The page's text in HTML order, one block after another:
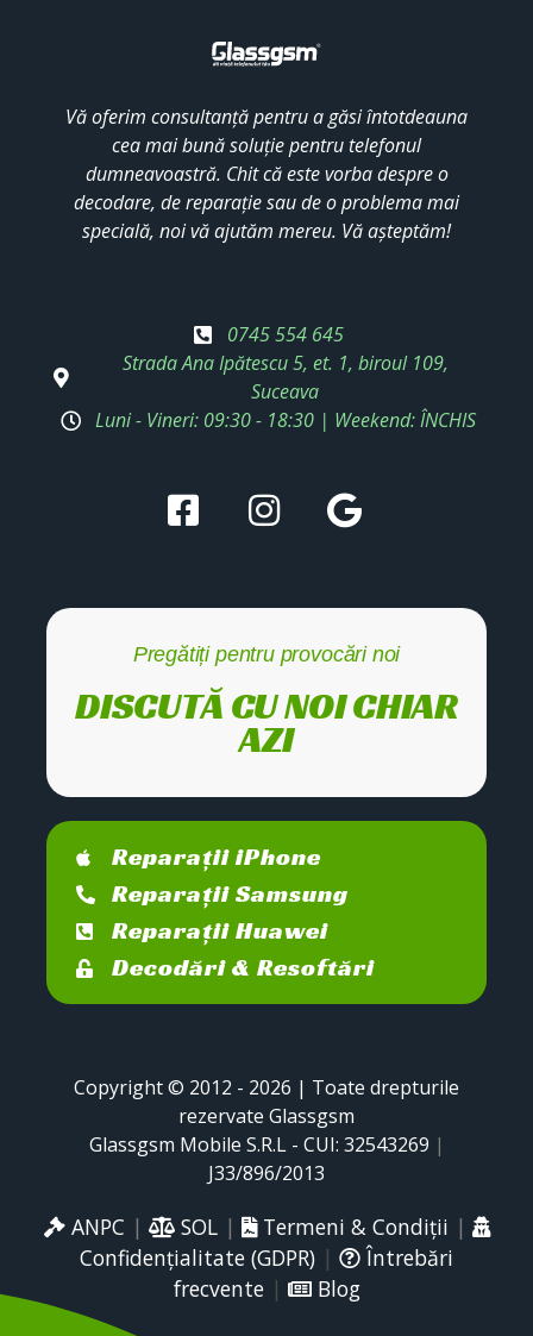
Vă oferim consultanță pentru a găsi întotdeauna
cea mai bună soluție pentru telefonul
dumneavoastră. Chit că este vorba despre o
decodare, de reparație sau de o problema mai
specială, noi vă ajutăm mereu. Vă așteptăm!
0745 554 645
Strada Ana Ipătescu 5, et. 1, biroul 109,
Suceava
Luni - Vineri: 09:30 - 18:30 | Weekend: ÎNCHIS
Pregătiți pentru provocări noi
DISCUTĂ CU NOI CHIAR
AZI
Reparații iPhone
Reparații Samsung
Reparații Huawei
Decodări & Resoftări
Copyright © 2012 - 2026 | Toate drepturile
rezervate Glassgsm
Glassgsm Mobile S.R.L - CUI: 32543269 |
J33/896/2013
ANPC | SOL| Termeni & Condiții |
Confidențialitate (GDPR) |
Întrebări
frecvente| Blog